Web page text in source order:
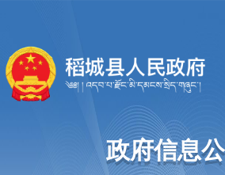
政府信息